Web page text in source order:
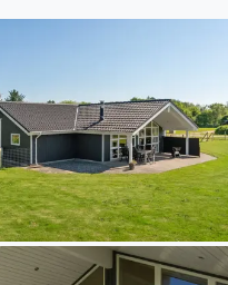
Einrichtung
Das Ferienhaus eignet
eine Wohnfläche von
Ferienunterkunft ist
Waschmaschine
außerdem einen